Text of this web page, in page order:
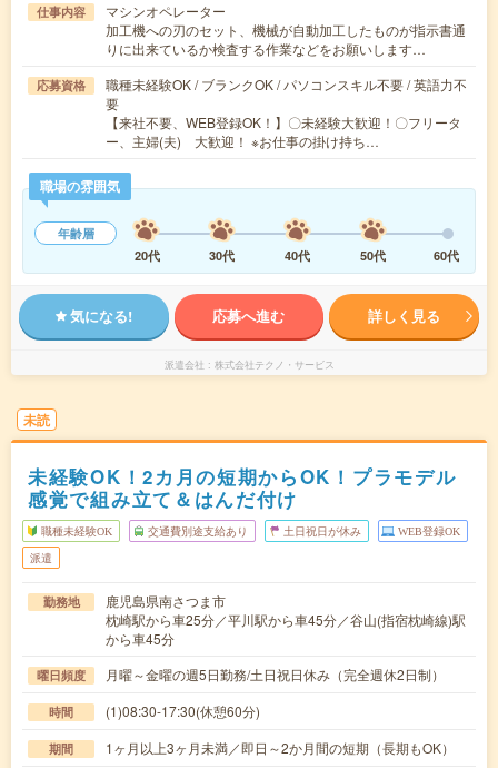
仕事内容
マシンオペレーター
加工機への刃のセット、機械が自動加工したものが指示書通
りに出来ているか検査する作業などをお願いします…
応募資格
職種未経験OK / ブランクOK / パソコンスキル不要 / 英語力不
要
【来社不要、WEB登録OK！】〇未経験大歓迎！〇フリータ
ー、主婦(夫) 大歓迎！ ※お仕事の掛け持ち…
職場の雰囲気
年齢層
20代
30代 40代 50代 60代
気になる! 応募へ進む 詳しく見る
派遣会社 株式会社テクノ・サービス
未読
未経験OK！2カ月の短期からOK！プラモデル
感覚で組み立て＆はんだ付け
職種未経験OK 交通費別途支給あり 土日祝日が休み WEB登録OK
派遣
勤務地
鹿児島県南さつま市
枕崎駅から車25分／平川駅から車45分／谷山(指宿枕崎線)駅
から車45分
曜日頻度 月曜～金曜の週5日勤務/土日祝日休み（完全週休2日制）
時間 (1)08:30-17:30(休憩60分)
期間 1ヶ月以上3ヶ月未満／即日～2か月間の短期（長期もOK）